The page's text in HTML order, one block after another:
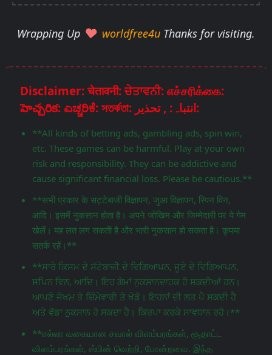
Wrapping Up worldfree4u Thanks for visiting.
Disclaimer: चेतावनी: ਚੇਤਾਵਨੀ: எச்சரிக்கை:
హెచ్చరిక: ಎಚ್ಚರಿಕೆ: সতর্কতা: انتباہ: , تحذير:
**All kinds of betting ads, gambling ads, spin win,
etc. These games can be harmful. Play at your own
risk and responsibility. They can be addictive and
cause significant financial loss. Please be cautious.**
**सभी प्रकार के सट्टेबाजी विज्ञापन, जुआ विज्ञापन, स्पिन विन,
आदि। इसमें नुकसान होता है। अपने जोखिम और जिम्मेदारी पर ये गेम
खेलें। यह लत लग सकती है और भारी नुकसान हो सकता है। कृपया
सतर्क रहें।**
**ਸਾਰੇ ਕਿਸਮ ਦੇ ਸੱਟੇਬਾਜ਼ੀ ਦੇ ਵਿਗਿਆਪਨ, ਜੂਏ ਦੇ ਵਿਗਿਆਪਨ,
ਸਪਿਨ ਵਿਨ, ਆਦਿ। ਇਹ ਗੇਮਾਂ ਨੁਕਸਾਨਦਾਹਕ ਹੋ ਸਕਦੀਆਂ ਹਨ।
ਆਪਣੇ ਜੋਖਮ ਤੇ ਜ਼ਿੰਮੇਵਾਰੀ ਤੇ ਖੇਡੋ। ਇਹਨਾਂ ਦੀ ਲਤ ਪੈ ਸਕਦੀ ਹੈ
ਅਤੇ ਵੱਡਾ ਨੁਕਸਾਨ ਹੋ ਸਕਦਾ ਹੈ। ਕਿਰਪਾ ਕਰਕੇ ਸਾਵਧਾਨ ਰਹੋ।**
**எல்லா வகையான சவால் விளம்பரங்கள், சூதாட்ட
விளம்பரங்கள், ஸ்பின் வெற்றி, போன்றவை. இந்த